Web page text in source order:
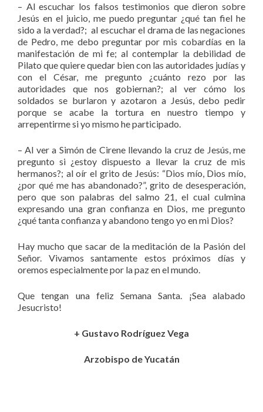
– Al escuchar los falsos testimonios que dieron sobre
Jesús en el juicio, me puedo preguntar ¿qué tan fiel he
sido a la verdad?; al escuchar el drama de las negaciones
de Pedro, me debo preguntar por mis cobardías en la
manifestación de mi fe; al contemplar la debilidad de
Pilato que quiere quedar bien con las autoridades judías y
con el César, me pregunto ¿cuánto rezo por las
autoridades que nos gobiernan?; al ver cómo los
soldados se burlaron y azotaron a Jesús, debo pedir
porque se acabe la tortura en nuestro tiempo y
arrepentirme si yo mismo he participado.
– Al ver a Simón de Cirene llevando la cruz de Jesús, me
pregunto si ¿estoy dispuesto a llevar la cruz de mis
hermanos?; al oír el grito de Jesús: “Dios mío, Dios mío,
¿por qué me has abandonado?”, grito de desesperación,
pero que son palabras del salmo 21, el cual culmina
expresando una gran confianza en Dios, me pregunto
¿qué tanta confianza y abandono tengo yo en mi Dios?
Hay mucho que sacar de la meditación de la Pasión del
Señor. Vivamos santamente estos próximos días y
oremos especialmente por la paz en el mundo.
Que tengan una feliz Semana Santa. ¡Sea alabado
Jesucristo!
+ Gustavo Rodríguez Vega
Arzobispo de Yucatán